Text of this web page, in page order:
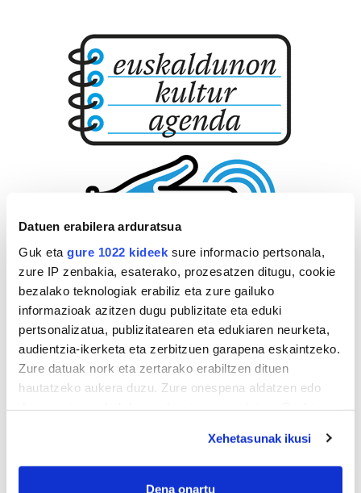
Datuen erabilera arduratsua
Guk eta gure 1022 kideek sure informacio pertsonala,
zure IP zenbakia, esaterako, prozesatzen ditugu, cookie
bezalako teknologiak erabiliz eta zure gailuko
informazioak azitzen dugu publizitate eta eduki
pertsonalizatua, publizitatearen eta edukiaren neurketa,
audientzia-ikerketa eta zerbitzuen garapena eskaintzeko.
Zure datuak nork eta zertarako erabiltzen dituen
hautatzeko aukera duzu. Zure onespena aldatzen edo
If you allow, we would also like to:
Collect information about your geographical
Xehetasunak ikusi
Dena onartu